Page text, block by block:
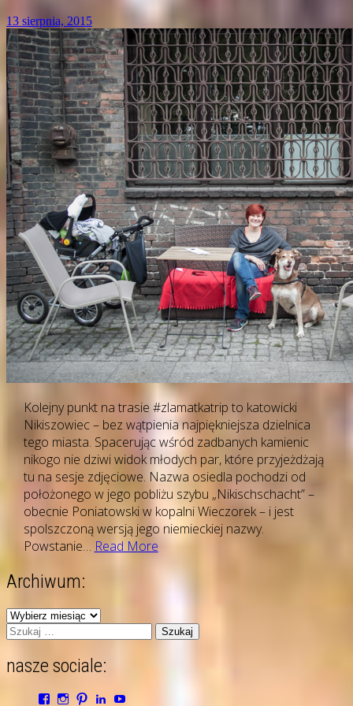
13 sierpnia, 2015
Kolejny punkt na trasie #zlamatkatrip to katowicki
Nikiszowiec – bez wątpienia najpiękniejsza dzielnica
tego miasta. Spacerując wśród zadbanych kamienic
nikogo nie dziwi widok młodych par, które przyjeżdżają
tu na sesje zdjęciowe. Nazwa osiedla pochodzi od
położonego w jego pobliżu szybu „Nikischschacht” –
obecnie Poniatowski w kopalni Wieczorek – i jest
spolszczoną wersją jego niemieckiej nazwy.
Powstanie… Read MoreŚląsk
piękny!
Archiwum:
Archiwum:
Szukaj:
nasze sociale:
ZobaczZobaczZobaczZobacz